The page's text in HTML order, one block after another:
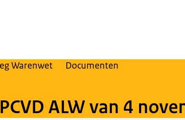
Warenwet Documenten
ALW van 4